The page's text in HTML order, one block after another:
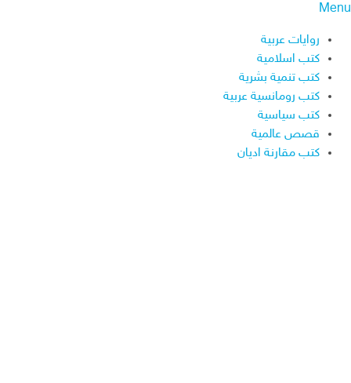
Menu
روايات عربية
كتب اسلامية
كتب تنمية بشرية
كتب رومانسية عربية
كتب سياسية
قصص عالمية
كتب مقارنة اديان